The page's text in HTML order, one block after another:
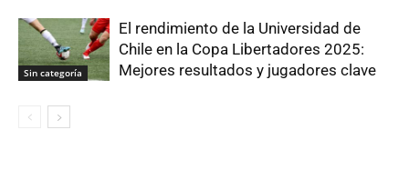
Sin categoría
El rendimiento de la Universidad de
Chile en la Copa Libertadores 2025:
Mejores resultados y jugadores clave